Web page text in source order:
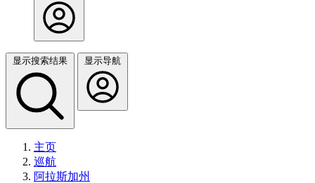
显示搜索结果 显示导航
主页
巡航
阿拉斯加州